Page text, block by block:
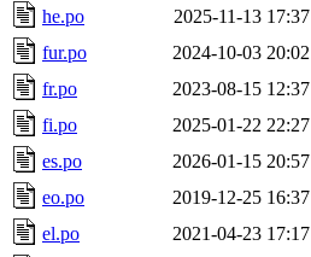
he.po
2025-11-13 17:37
fur.po
2024-10-03 20:02
fr.po
2023-08-15 12:37
fi.po
2025-01-22 22:27
es.po
2026-01-15 20:57
eo.po
2019-12-25 16:37
el.po
2021-04-23 17:17